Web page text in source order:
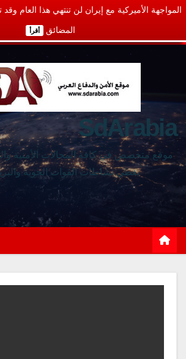
المواجهة الأميركية مع إيران لن تنتهي هذا العام
المضائق أقرأ
SdArabia
موقع متخصص في كافة المجالات الأمنية
يغطي نشاطات القوات الجوية